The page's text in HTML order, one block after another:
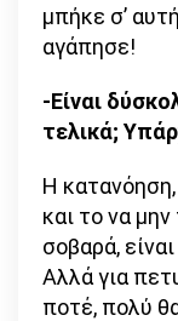
μπήκε σ’
αγάπησε!
-Είναι
τελικά;
Η
και το να
σοβαρά,
Αλλά για
ποτέ, πολύ